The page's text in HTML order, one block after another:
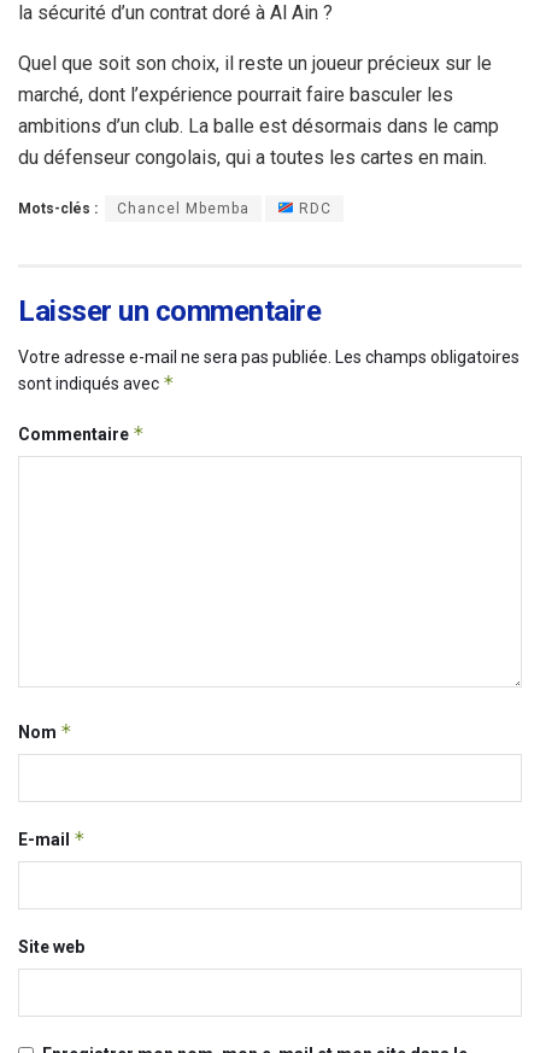
la sécurité d’un contrat doré à Al Ain ?
Quel que soit son choix, il reste un joueur précieux sur le
marché, dont l’expérience pourrait faire basculer les
ambitions d’un club. La balle est désormais dans le camp
du défenseur congolais, qui a toutes les cartes en main.
Mots-clés : Chancel Mbemba RDC
Laisser un commentaire
Votre adresse e-mail ne sera pas publiée. Les champs obligatoires
sont indiqués avec *
Commentaire *
Nom *
E-mail *
Site web